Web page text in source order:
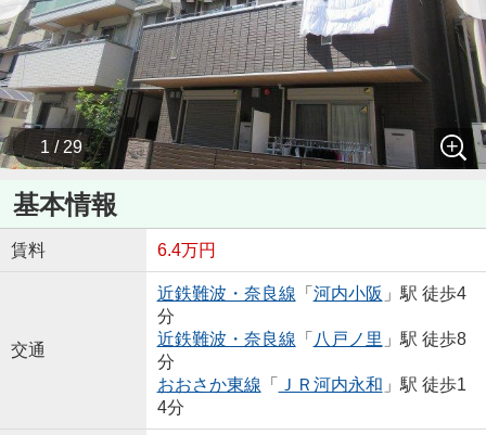
1 / 29
基本情報
賃料 6.4万円
交通
近鉄難波・奈良線 「 河内小阪 」駅 徒歩4
分
近鉄難波・奈良線 「 八戸ノ里 」駅 徒歩8
分
おおさか東線 「 ＪＲ河内永和 」駅 徒歩1
4分